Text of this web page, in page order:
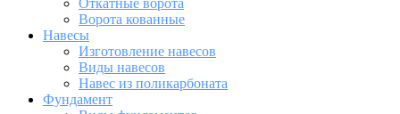
Откатные ворота
Ворота кованные
Навесы
Изготовление навесов
Виды навесов
Навес из поликарбоната
Фундамент